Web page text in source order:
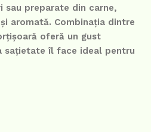
preparate din carne,
aromată. Combinația dintre
oferă un gust
sațietate îl face ideal pentru